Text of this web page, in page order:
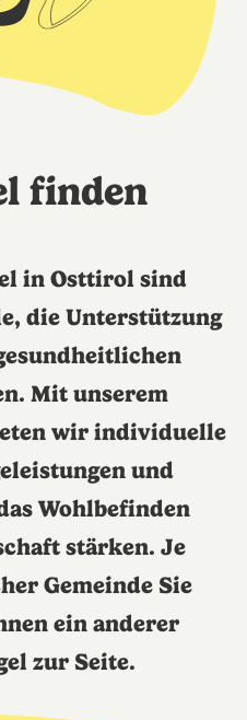
finden
in Osttirol sind
die Unterstützung
Mit unserem
wir individuelle
und
Wohlbefinden
stärken. Je
Gemeinde Sie
ein anderer
zur Seite.